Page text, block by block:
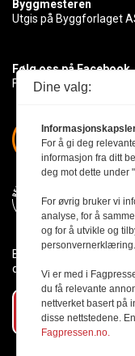
Byggmesteren
Utgis på Byggforlaget
Følg oss på Facebook
Få med deg det siste
Byggmesteren følger
den er nedfelt i
Abonner på
Dine valg:
For å gi deg
informasjon fra ditt
deg mot dette under
For øvrig bruker vi
analyse, for å
og for å utvikle og
personvernerklæring.
Vi er med i
du få relevante
nettverket basert på
disse nettstedene.
Fagpressen.no.